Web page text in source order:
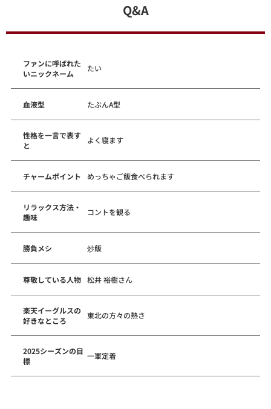
Q&A
ファンに呼ばれた
いニックネーム
たい
血液型 たぶんA型
性格を一言で表す
と
よく寝ます
チャームポイント めっちゃご飯食べられます
リラックス方法・
趣味
コントを観る
勝負メシ 炒飯
尊敬している人物 松井 裕樹さん
楽天イーグルスの
好きなところ
東北の方々の熱さ
2025シーズンの目
標
一軍定着